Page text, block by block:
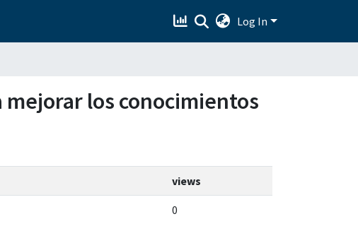
Log In
los conocimientos
views
0